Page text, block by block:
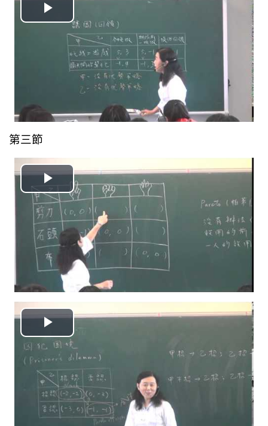
播
第三節
播
放
视
频
播
放
视
频